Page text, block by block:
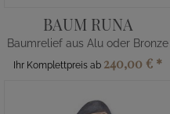
BAUM RUNA
Baumrelief aus Alu oder Bronze
Ihr Komplettpreis ab 240,00 € *